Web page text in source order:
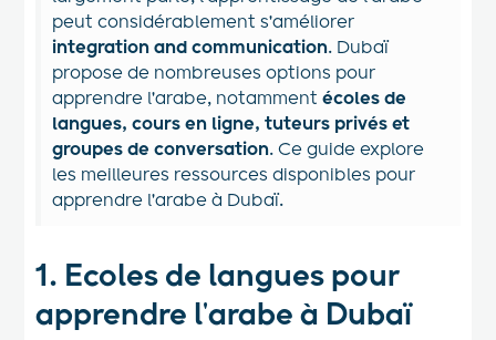
peut considérablement s'améliorer
integration and communication. Dubaï
propose de nombreuses options pour
apprendre l'arabe, notammentécoles de
langues, cours en ligne, tuteurs privés et
groupes de conversation. Ce guide explore
les meilleures ressources disponibles pour
apprendre l'arabe à Dubaï.
1. Ecoles de langues pour
apprendre l'arabe à Dubaï